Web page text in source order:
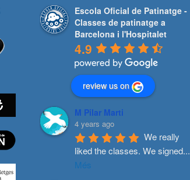
Escola Oficial de Patinatge -
Classes de patinatge a
Barcelona i l'Hospitalet
4.9
review us on
M Pilar Marti
4 years ago
We really
liked the classes. We signed...
Més